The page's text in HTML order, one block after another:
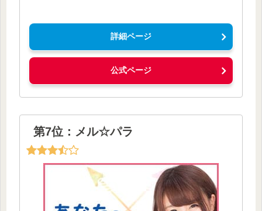
詳細ページ
公式ページ
第7位：メル☆パラ